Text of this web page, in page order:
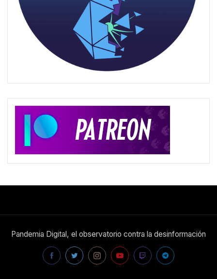
Pandemia Digital, el observatorio contra la desinformación